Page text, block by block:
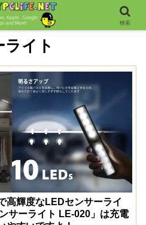
イト
高輝度なLEDセンサーライ
サーライト LE-020」は充電
検索